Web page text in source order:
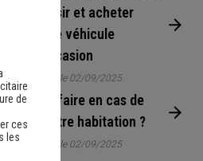
choisir et acheter
votre véhicule
d’occasion
Publié le 02/09/2025
Que faire en cas de
sinistre habitation ?
Publié le 02/09/2025
de
ces
les